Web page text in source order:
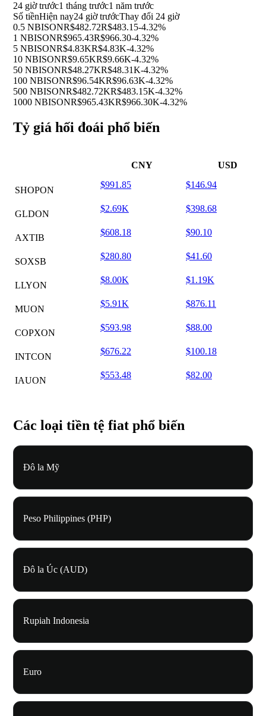
24 giờ trước1 tháng trước1 năm trước
Số tiềnHiện nay24 giờ trướcThay đổi 24 giờ
0.5 NBISONR$482.72R$483.15-4.32%
1 NBISONR$965.43R$966.30-4.32%
5 NBISONR$4.83KR$4.83K-4.32%
10 NBISONR$9.65KR$9.66K-4.32%
50 NBISONR$48.27KR$48.31K-4.32%
100 NBISONR$96.54KR$96.63K-4.32%
500 NBISONR$482.72KR$483.15K-4.32%
1000 NBISONR$965.43KR$966.30K-4.32%
Tỷ giá hối đoái phổ biến
CNY USD
SHOPON
$991.85 $146.94
GLDON
$2.69K $398.68
AXTIB
$608.18 $90.10
SOXSB
$280.80 $41.60
LLYON
$8.00K $1.19K
MUON
$5.91K $876.11
COPXON
$593.98 $88.00
INTCON
$676.22 $100.18
IAUON
$553.48 $82.00
Các loại tiền tệ fiat phổ biến
Đô la Mỹ
Peso Philippines (PHP)
Đô la Úc (AUD)
Rupiah Indonesia
Euro